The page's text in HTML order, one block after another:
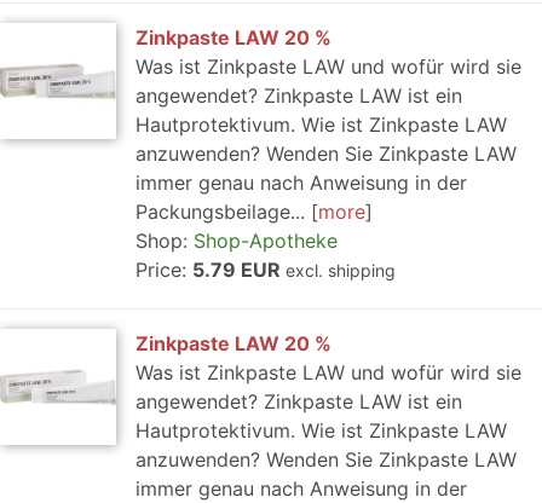
Zinkpaste LAW 20 %
Was ist Zinkpaste LAW und wofür wird sie
angewendet? Zinkpaste LAW ist ein
Hautprotektivum. Wie ist Zinkpaste LAW
anzuwenden? Wenden Sie Zinkpaste LAW
immer genau nach Anweisung in der
Packungsbeilage...
more
Shop: Shop-Apotheke
Price: 5.79 EUR excl. shipping
Zinkpaste LAW 20 %
Was ist Zinkpaste LAW und wofür wird sie
angewendet? Zinkpaste LAW ist ein
Hautprotektivum. Wie ist Zinkpaste LAW
anzuwenden? Wenden Sie Zinkpaste LAW
immer genau nach Anweisung in der